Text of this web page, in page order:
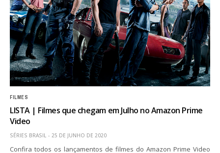
FILMES
LISTA | Filmes que chegam em Julho no Amazon Prime
Video
SÉRIES BRASIL 25 DE JUNHO DE 2020
Confira todos os lançamentos de filmes do Amazon Prime Video